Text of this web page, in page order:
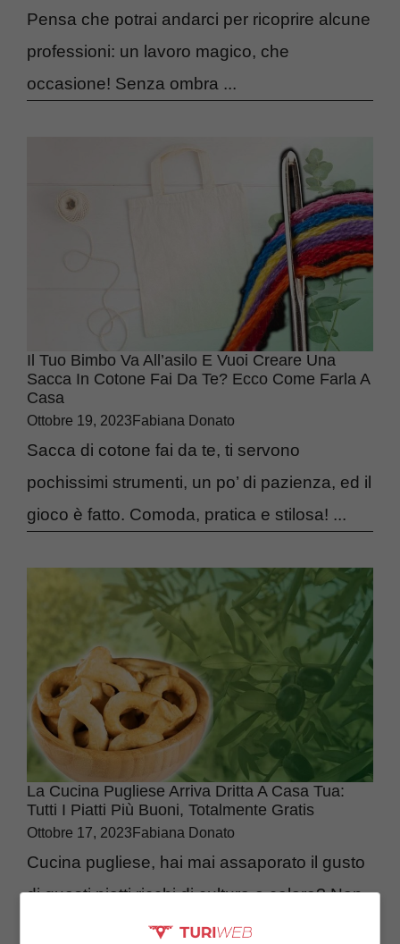
Pensa che potrai andarci per ricoprire alcune
professioni: un lavoro magico, che
occasione! Senza ombra ...
Il Tuo Bimbo Va All’asilo E Vuoi Creare Una
Sacca In Cotone Fai Da Te? Ecco Come Farla A
Casa
Ottobre 19, 2023 Fabiana Donato
Sacca di cotone fai da te, ti servono
pochissimi strumenti, un po’ di pazienza, ed il
gioco è fatto. Comoda, pratica e stilosa! ...
La Cucina Pugliese Arriva Dritta A Casa Tua:
Tutti I Piatti Più Buoni, Totalmente Gratis
Ottobre 17, 2023 Fabiana Donato
Cucina pugliese, hai mai assaporato il gusto
di questi piatti ricchi di cultura e calore? Non
sai che ti perdi, provali gratuitamente. Taralli